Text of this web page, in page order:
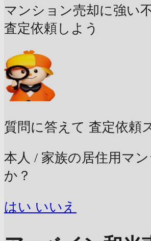
マンション売却に強い
査定依頼しよう
質問に答えて 査定依頼
本人 / 家族の居住用マ
か？
はい いいえ